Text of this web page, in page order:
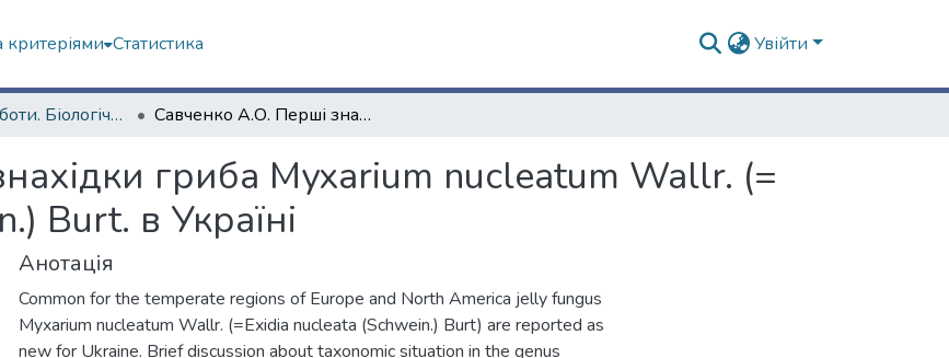
критеріями Статистика Увійти
Наукові роботи. Біологічний факультет Савченко А.О. Перші знахідки гриба Myxarium nucleatum Wallr. (= Exidia nucleata (Schwein.) Burt. в Україні
гриба Myxarium nucleatum Wallr. (=
Burt. в Україні
Анотація
Common for the temperate regions of Europe and North America jelly fungus
Myxarium nucleatum Wallr. (=Exidia nucleata (Schwein.) Burt) are reported as
new for Ukraine. Brief discussion about taxonomic situation in the genus